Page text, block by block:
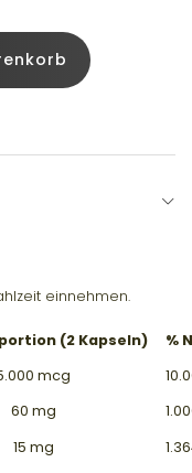
einnehmen.
(2 Kapseln)
%
mcg
60 mg
15 mg